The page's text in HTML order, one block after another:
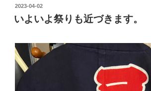
投
稿
日:
2023-04-02
いよいよ祭りも近づきます。